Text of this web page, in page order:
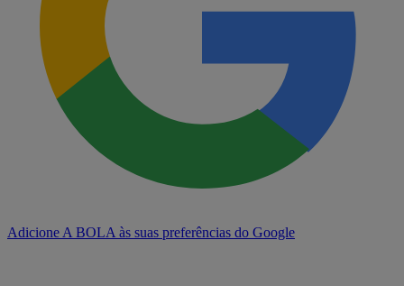
Adicione A BOLA às suas preferências do Google